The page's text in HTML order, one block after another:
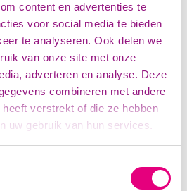
content en advertenties te
voor social media te bieden
te analyseren. Ook delen we
van onze site met onze
adverteren en analyse. Deze
combineren met andere
verstrekt of die ze hebben
uw gebruik van hun services.
vrijwel alles klaar en hoeft er
de Palliakit in de regio zijn
uit: “De invoering van de
stap vooruit in onze
ons in staat om snel en effectief
waardoor de patiënt
minder vaak naar het
dat we ons meer kunnen
van patiënten in de regio zijn